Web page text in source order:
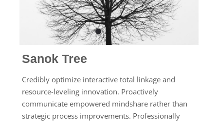
Sanok Tree
Credibly optimize interactive total linkage and
resource-leveling innovation. Proactively
communicate empowered mindshare rather than
strategic process improvements. Professionally